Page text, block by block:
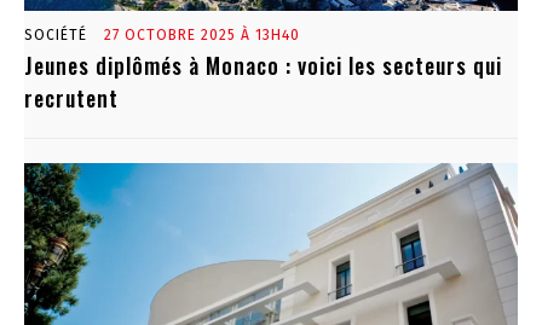
SOCIÉTÉ 27 OCTOBRE 2025 À 13H40
Jeunes diplômés à Monaco : voici les secteurs qui
recrutent